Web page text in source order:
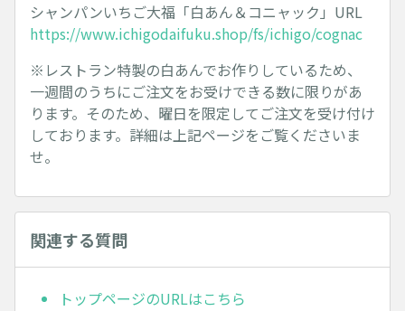
シャンパンいちご大福「白あん＆コニャック」URL
https://www.ichigodaifuku.shop/fs/ichigo/cognac
※レストラン特製の白あんでお作りしているため、
一週間のうちにご注文をお受けできる数に限りがあ
ります。そのため、曜日を限定してご注文を受け付け
しております。詳細は上記ページをご覧くださいま
せ。
関連する質問
トップページのURLはこちら